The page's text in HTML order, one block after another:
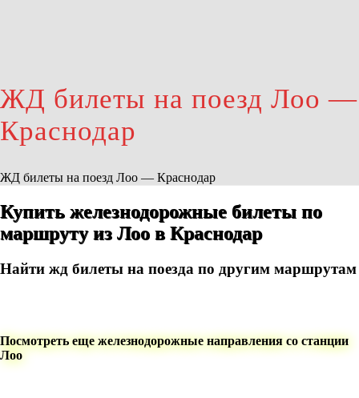
ЖД билеты на поезд Лоо —
Краснодар
ЖД билеты на поезд Лоо — Краснодар
Купить железнодорожные билеты по
маршруту из Лоо в Краснодар
Найти жд билеты на поезда по другим маршрутам
Посмотреть еще железнодорожные направления со станции
Лоо